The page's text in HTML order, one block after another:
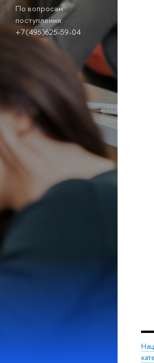
По вопросам
поступления:
+7(495)625-59-04